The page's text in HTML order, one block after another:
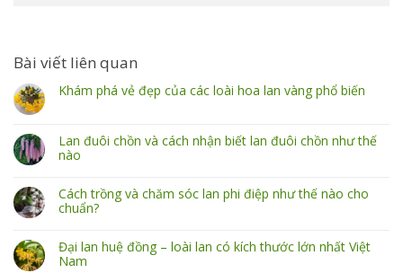
Bài viết liên quan
Khám phá vẻ đẹp của các loài hoa lan vàng phổ biến
Lan đuôi chồn và cách nhận biết lan đuôi chồn như thế
nào
Cách trồng và chăm sóc lan phi điệp như thế nào cho
chuẩn?
Đại lan huệ đồng – loài lan có kích thước lớn nhất Việt
Nam